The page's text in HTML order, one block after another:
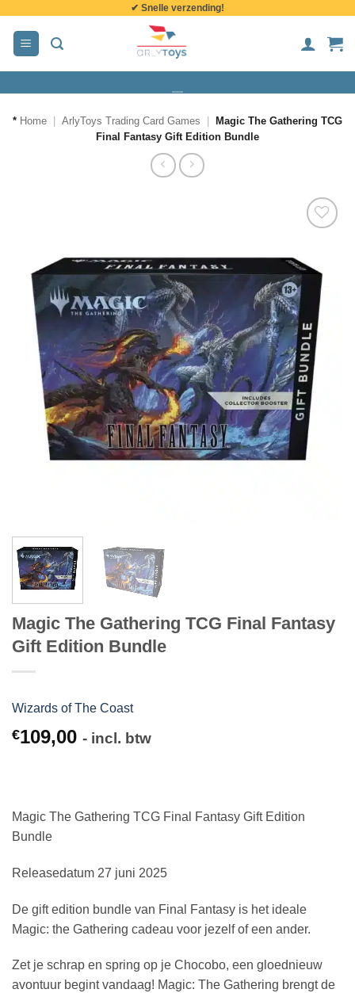
inhoud
✔ Snelle verzending!
* Home ArlyToys Trading Card Games
Magic The Gathering TCG
Final Fantasy Gift Edition Bundle
Magic The Gathering TCG Final Fantasy
Gift Edition Bundle
Wizards of The Coast
€109,00 - incl. btw
Magic The Gathering TCG Final Fantasy Gift Edition
Bundle
Releasedatum 27 juni 2025
De gift edition bundle van Final Fantasy is het ideale
Magic: the Gathering cadeau voor jezelf of een ander.
Zet je schrap en spring op je Chocobo, een gloednieuw
avontuur begint vandaag! Magic: The Gathering brengt de